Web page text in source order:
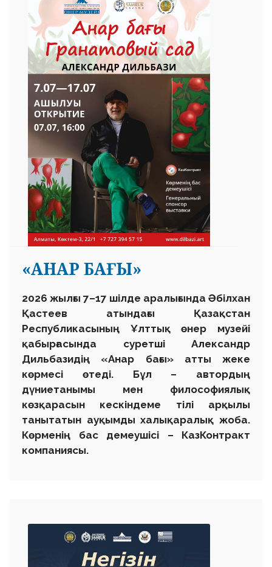
«АНАР БАҒЫ»
2026 жылғы 7–17 шілде аралығында Әбілхан
Қастеев атындағы Қазақстан
Республикасының Ұлттық өнер музейі
қабырғасында суретші Александр
Дильбазидің «Анар бағы» атты жеке
көрмесі өтеді. Бұл – автордың
дүниетанымы мен философиялық
көзқарасын кескіндеме тілі арқылы
танытатын ауқымды халықаралық жоба.
Көрменің бас демеушісі – КазКонтракт
компаниясы.